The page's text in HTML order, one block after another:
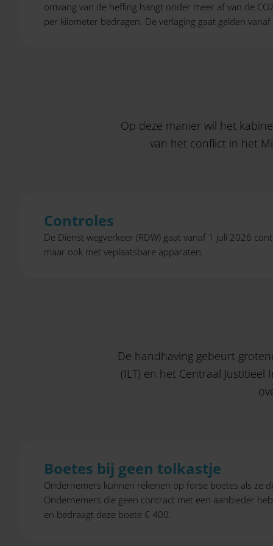
omvang van de heffing hangt onder meer af van de
per kilometer bedragen. De verlaging gaat gelden
Op deze manier wil het
van het conflict in het
Controles
De Dienst wegverkeer (RDW) gaat vanaf 1 juli 2026
maar ook met veplaatsbare apparaten.
De handhaving gebeurt
(ILT) en het Centraal Justitieel
Boetes bij geen tolkastje
Ondernemers kunnen rekenen op forse boetes als ze
Ondernemers die geen contract met een aanbieder
en bedraagt deze boete € 400.